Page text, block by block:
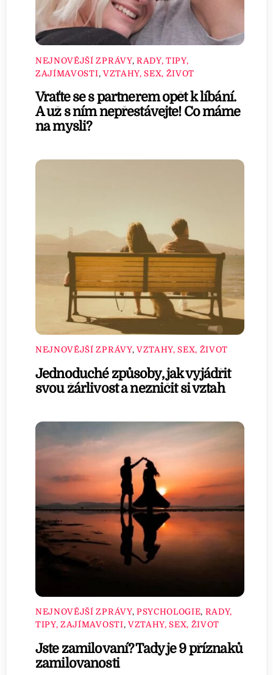
NEJNOVĚJŠÍ ZPRÁVY, RADY, TIPY,
ZAJÍMAVOSTI, VZTAHY, SEX, ŽIVOT
Vraťte se s partnerem opět k líbání.
A už s ním nepřestávejte! Co máme
na mysli?
NEJNOVĚJŠÍ ZPRÁVY, VZTAHY, SEX, ŽIVOT
Jednoduché způsoby, jak vyjádřit
svou žárlivost a nezničit si vztah
NEJNOVĚJŠÍ ZPRÁVY, PSYCHOLOGIE, RADY,
TIPY, ZAJÍMAVOSTI, VZTAHY, SEX, ŽIVOT
Jste zamilovaní? Tady je 9 příznaků
zamilovanosti